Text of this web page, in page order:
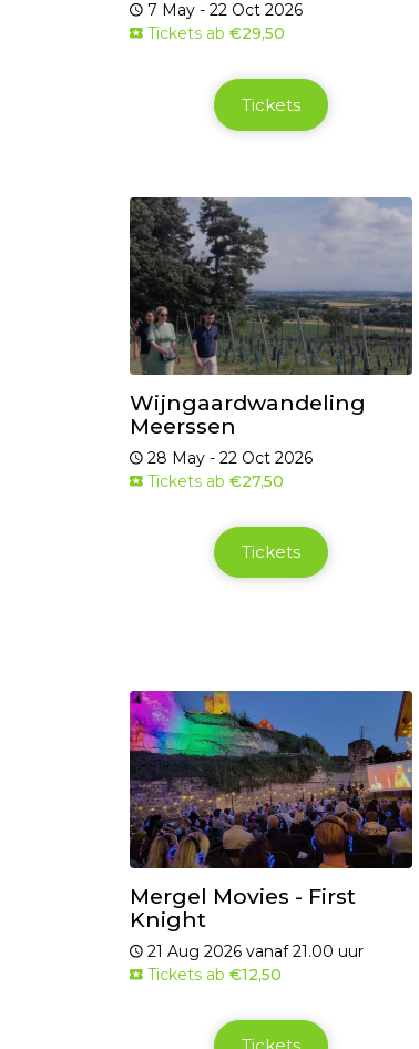
7 May - 22 Oct 2026
Tickets ab €29,50
Tickets
Wijngaardwandeling
Meerssen
28 May - 22 Oct 2026
Tickets ab €27,50
Tickets
Mergel Movies - First
Knight
21 Aug 2026 vanaf 21.00 uur
Tickets ab €12,50